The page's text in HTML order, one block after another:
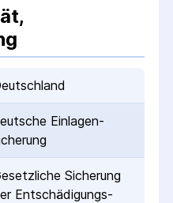
Einlagen­
Sicherung
Entschädigungs­